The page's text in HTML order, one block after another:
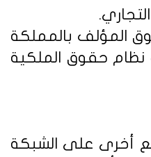
المؤلف بالمملكة
حقوق الملكية
أخرى على الشبكة